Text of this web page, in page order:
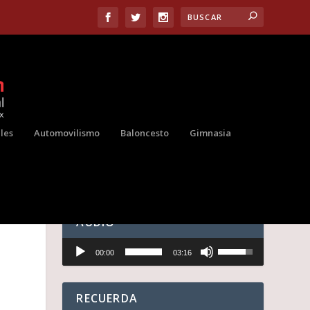
Automovilismo Baloncesto Gimnasia
AUDIO
Reproductor
audio
00:00 03:16
t
i
l
RECUERDA